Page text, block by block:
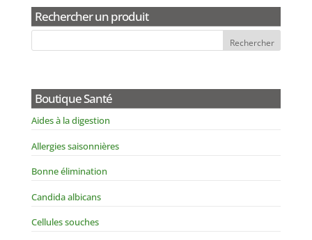
Rechercher un produit
Boutique Santé
Aides à la digestion
Allergies saisonnières
Bonne élimination
Candida albicans
Cellules souches